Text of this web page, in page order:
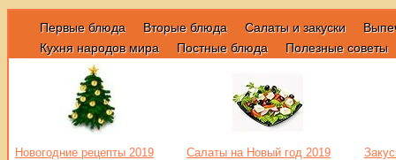
Первые блюда Вторые блюда Салаты и закуски
Кухня народов мира
Постные блюда Полезные советы
Новогодние рецепты 2019 Салаты на Новый год 2019